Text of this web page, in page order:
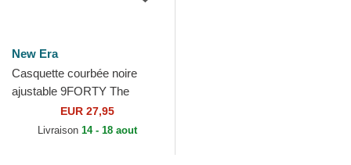
New Era
Casquette courbée noire
ajustable 9FORTY The
League Utah Jazz NBA New
EUR 27,95
Livraison 14 - 18 aout